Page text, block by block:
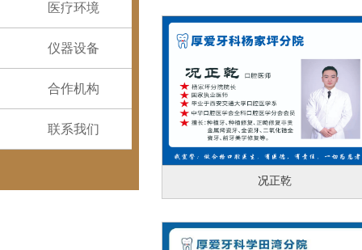
医疗环境
仪器设备
合作机构
联系我们
况正乾